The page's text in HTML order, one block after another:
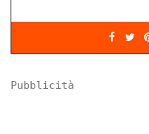
Pubblicità